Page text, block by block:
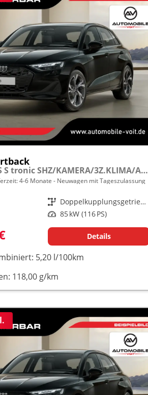
1.5 TFSI 116PS S tronic SHZ/KAMERA/3Z.KLIMA/ACC frei konfigurierbar!
4-6 Monate Neuwagen mit Tageszulassung
Getriebe
Doppelkupplungsgetriebe (DSG)
Leistung 85 kW (116 PS)
Details
5,20 l/100km
118,00 g/km